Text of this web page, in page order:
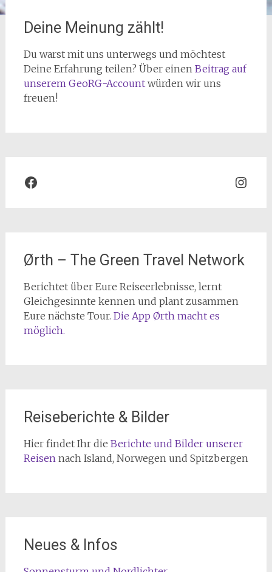
Deine Meinung zählt!
Du warst mit uns unterwegs und möchtest
Deine Erfahrung teilen? Über einen Beitrag auf
unserem GeoRG-Accountwürden wir uns
freuen!
Facebook
Ørth – The Green Travel Network
Berichtet über Eure Reiseerlebnisse, lernt
Gleichgesinnte kennen und plant zusammen
Eure nächste Tour. Die App Ørth macht es
möglich.
Reiseberichte & Bilder
Hier findet Ihr die Berichte und Bilder unserer
Reisennach Island, Norwegen und Spitzbergen
Neues & Infos